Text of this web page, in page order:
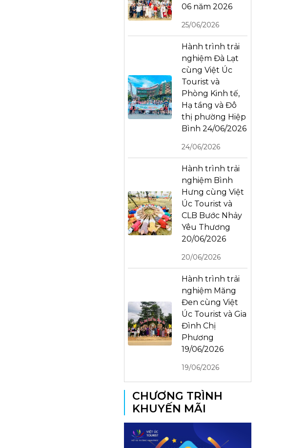
06 năm 2026
25/06/2026
Hành trình trải
nghiệm Đà Lạt
cùng Việt Úc
Tourist và
Phòng Kinh tế,
Hạ tầng và Đô
thị phường Hiệp
Bình 24/06/2026
24/06/2026
Hành trình trải
nghiệm Bình
Hưng cùng Việt
Úc Tourist và
CLB Bước Nhảy
Yêu Thương
20/06/2026
20/06/2026
Hành trình trải
nghiệm Măng
Đen cùng Việt
Úc Tourist và Gia
Đình Chị
Phương
19/06/2026
19/06/2026
CHƯƠNG TRÌNH
KHUYẾN MÃI